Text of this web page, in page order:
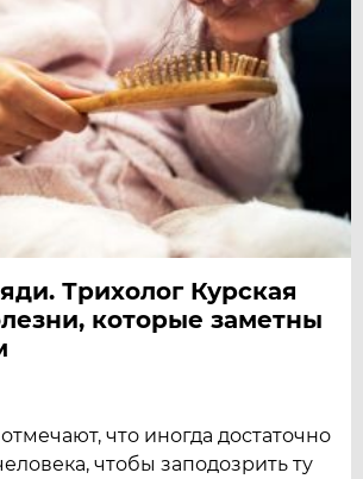
Трихолог Курская
которые заметны
что иногда достаточно
чтобы заподозрить ту